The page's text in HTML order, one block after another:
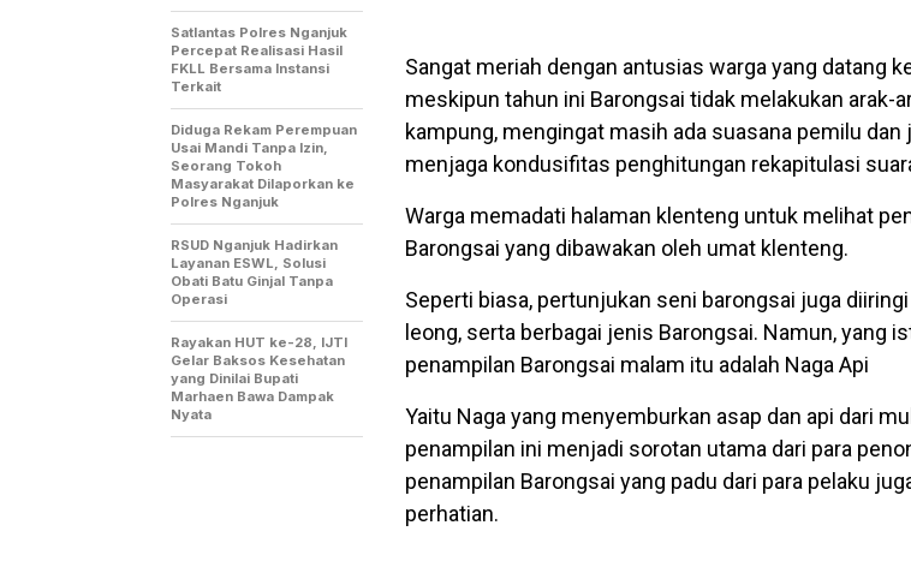
Sangat meriah dengan antusias warga yang datang
meskipun tahun ini Barongsai tidak melakukan arak-
kampung, mengingat masih ada suasana pemilu dan
menjaga kondusifitas penghitungan rekapitulasi
Warga memadati halaman klenteng untuk melihat
Barongsai yang dibawakan oleh umat klenteng.
Seperti biasa, pertunjukan seni barongsai juga
leong, serta berbagai jenis Barongsai. Namun, yang
penampilan Barongsai malam itu adalah Naga Api
Yaitu Naga yang menyemburkan asap dan api dari
penampilan ini menjadi sorotan utama dari para
penampilan Barongsai yang padu dari para pelaku
perhatian.
Satlantas Polres Nganjuk
Percepat Realisasi Hasil
FKLL Bersama Instansi
Terkait
Diduga Rekam Perempuan
Usai Mandi Tanpa Izin,
Seorang Tokoh
Masyarakat Dilaporkan ke
Polres Nganjuk
RSUD Nganjuk Hadirkan
Layanan ESWL, Solusi
Obati Batu Ginjal Tanpa
Operasi
Rayakan HUT ke-28, IJTI
Gelar Baksos Kesehatan
yang Dinilai Bupati
Marhaen Bawa Dampak
Nyata